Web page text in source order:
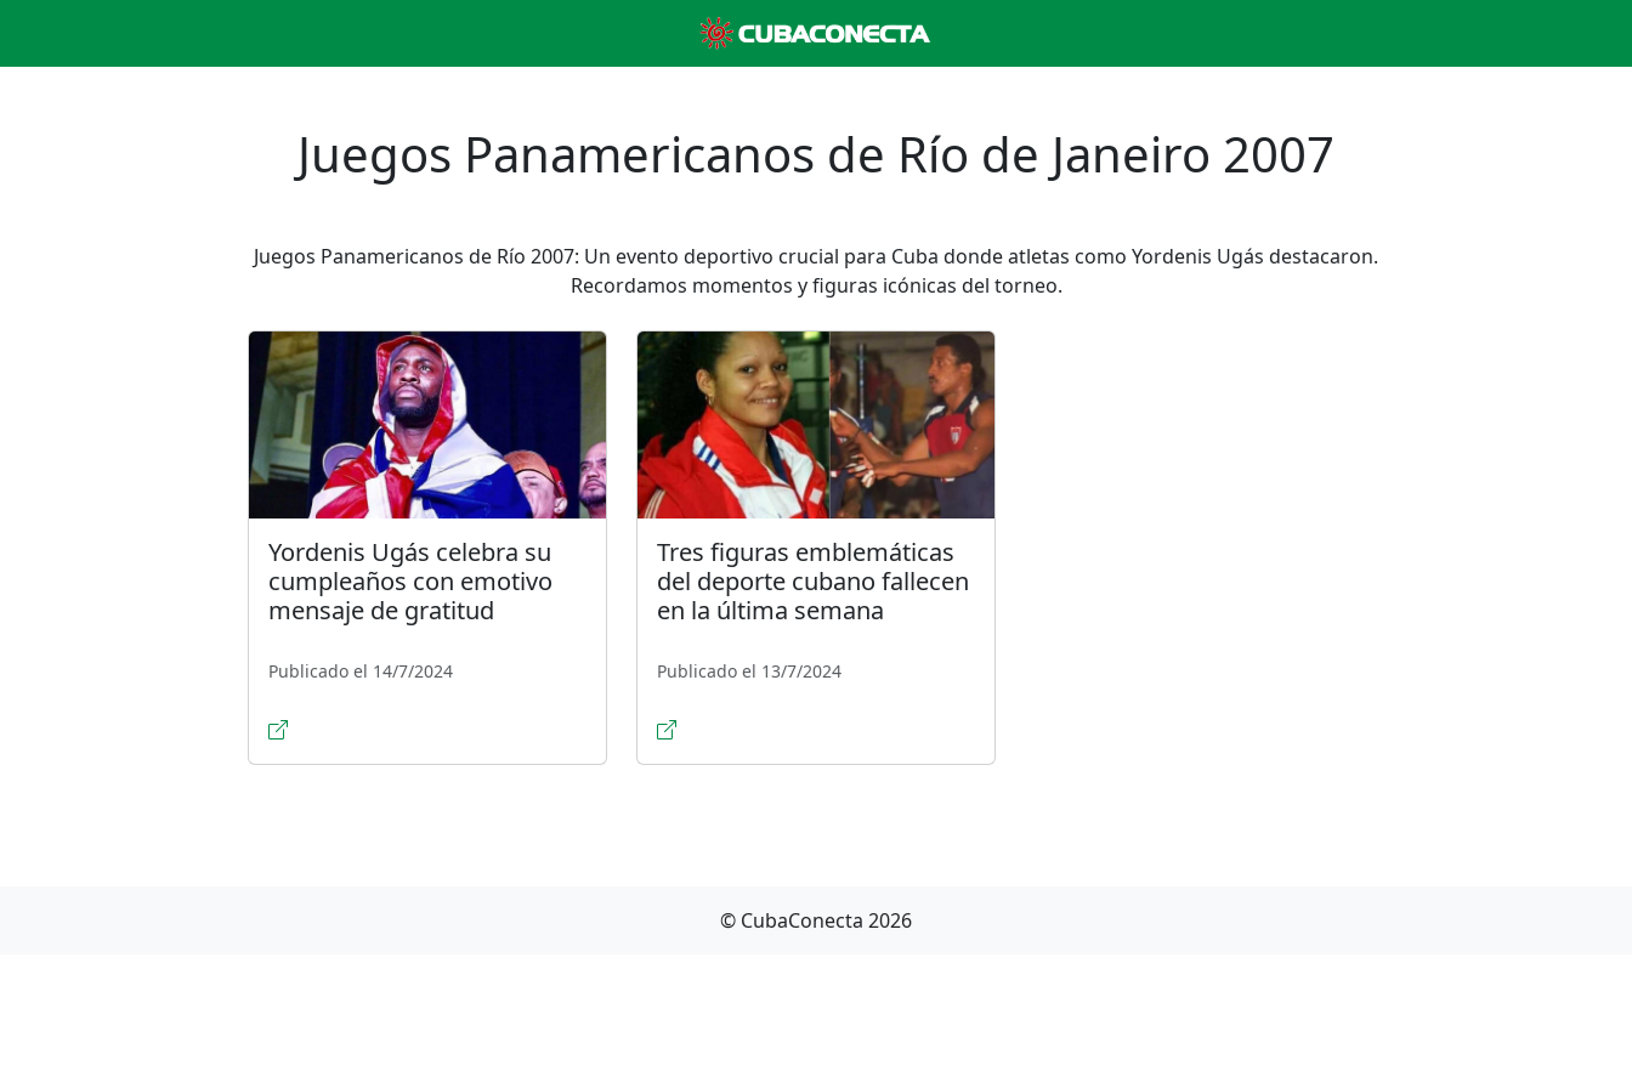
Juegos Panamericanos de Río de Janeiro 2007
Juegos Panamericanos de Río 2007: Un evento deportivo crucial para Cuba donde atletas como Yordenis Ugás destacaron.
Recordamos momentos y figuras icónicas del torneo.
Yordenis Ugás celebra su
cumpleaños con emotivo
mensaje de gratitud
Publicado el 14/7/2024
Tres figuras emblemáticas
del deporte cubano fallecen
en la última semana
Publicado el 13/7/2024
© CubaConecta 2026